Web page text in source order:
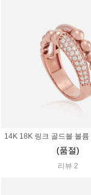
(품절)
리뷰 2